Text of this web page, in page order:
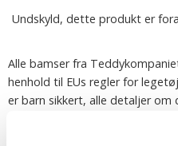
Undskyld, dette produkt er
Alle bamser fra
henhold til EUs regler for
er barn sikkert, alle detaljer
sig hurtigt. bamse er ild og
uden tilsatte